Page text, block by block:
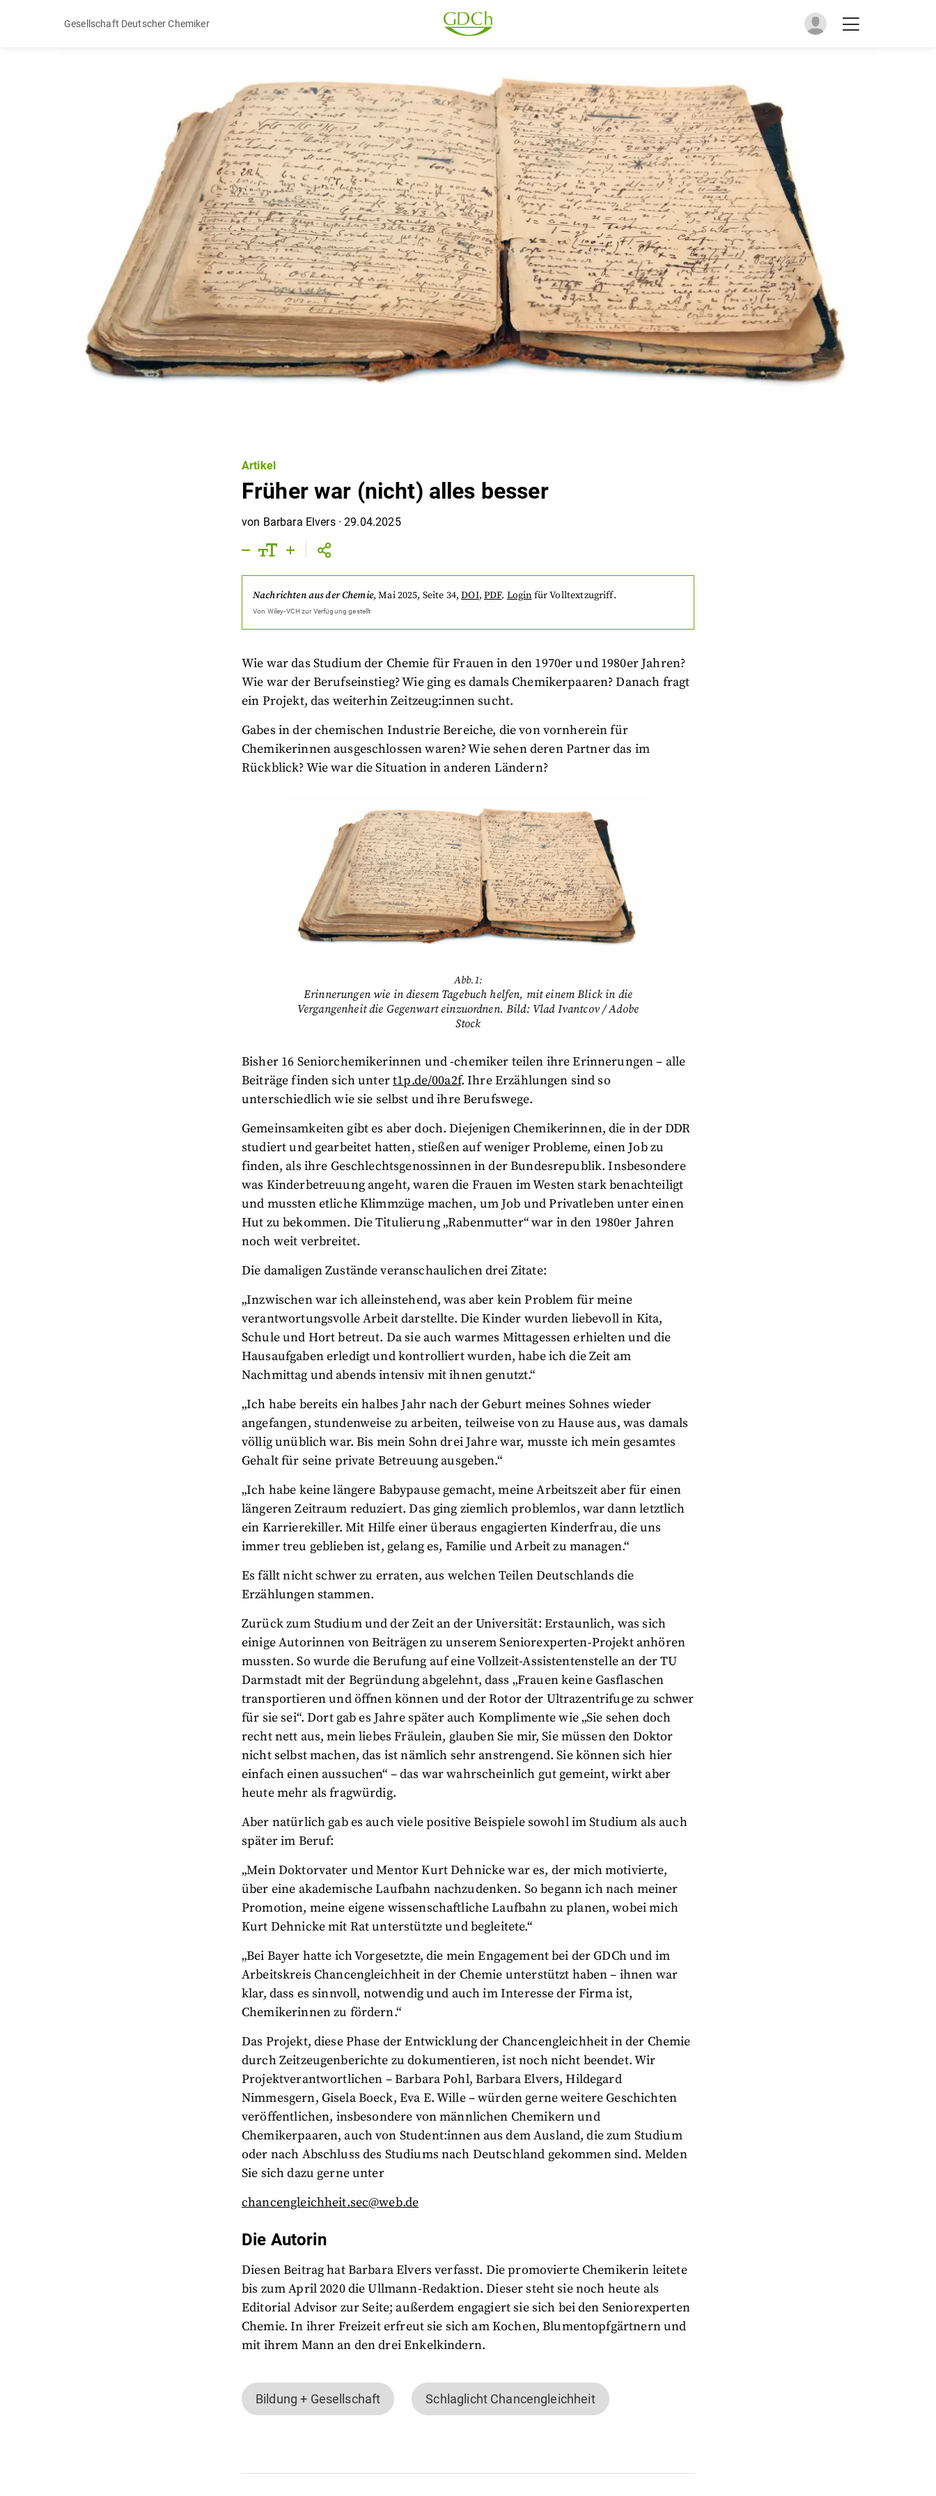
Gesellschaft Deutscher Chemiker
Artikel
Früher war (nicht) alles besser
von Barbara Elvers·29.04.2025
Nachrichten aus der Chemie,Mai 2025, Seite 34,DOI,PDF. Login für Volltextzugriff.
Von Wiley-VCHzur Verfügung gestellt
Wie war das Studium der Chemie für Frauen in den 1970er und 1980er Jahren?
Wie war der Berufseinstieg? Wie ging es damals Chemikerpaaren? Danach fragt
ein Projekt, das weiterhin Zeitzeug:innen sucht.
Gabes in der chemischen Industrie Bereiche, die von vornherein für
Chemikerinnen ausgeschlossen waren? Wie sehen deren Partner das im
Rückblick? Wie war die Situation in anderen Ländern?
Abb.1:
Erinnerungen wie in diesem Tagebuch helfen, mit einem Blick in die
Vergangenheit die Gegenwart einzuordnen. Bild: Vlad Ivantcov / Adobe
Stock
Bisher 16 Seniorchemikerinnen und -chemiker teilen ihre Erinnerungen – alle
Beiträge finden sich untert1p.de/00a2f. Ihre Erzählungen sind so
unterschiedlich wie sie selbst und ihre Berufswege.
Gemeinsamkeiten gibt es aber doch. Diejenigen Chemikerinnen, die in der DDR
studiert und gearbeitet hatten, stießen auf weniger Probleme, einen Job zu
finden, als ihre Geschlechtsgenossinnen in der Bundesrepublik. Insbesondere
was Kinderbetreuung angeht, waren die Frauen im Westen stark benachteiligt
und mussten etliche Klimmzüge machen, um Job und Privatleben unter einen
Hut zu bekommen. Die Titulierung „Rabenmutter“ war in den 1980er Jahren
noch weit verbreitet.
Die damaligen Zustände veranschaulichen drei Zitate:
„Inzwischen war ich alleinstehend, was aber kein Problem für meine
verantwortungsvolle Arbeit darstellte. Die Kinder wurden liebevoll in Kita,
Schule und Hort betreut. Da sie auch warmes Mittagessen erhielten und die
Hausaufgaben erledigt und kontrolliert wurden, habe ich die Zeit am
Nachmittag und abends intensiv mit ihnen genutzt.“
„Ich habe bereits ein halbes Jahr nach der Geburt meines Sohnes wieder
angefangen, stundenweise zu arbeiten, teilweise von zu Hause aus, was damals
völlig unüblich war. Bis mein Sohn drei Jahre war, musste ich mein gesamtes
Gehalt für seine private Betreuung ausgeben.“
„Ich habe keine längere Babypause gemacht, meine Arbeitszeit aber für einen
längeren Zeitraum reduziert. Das ging ziemlich problemlos, war dann letztlich
ein Karrierekiller. Mit Hilfe einer überaus engagierten Kinderfrau, die uns
immer treu geblieben ist, gelang es, Familie und Arbeit zu managen.“
Es fällt nicht schwer zu erraten, aus welchen Teilen Deutschlands die
Erzählungen stammen.
Zurück zum Studium und der Zeit an der Universität: Erstaunlich, was sich
einige Autorinnen von Beiträgen zu unserem Seniorexperten-Projekt anhören
mussten. So wurde die Berufung auf eine Vollzeit-Assistentenstelle an der TU
Darmstadt mit der Begründung abgelehnt, dass „Frauen keine Gasflaschen
transportieren und öffnen können und der Rotor der Ultrazentrifuge zu schwer
für sie sei“. Dort gab es Jahre später auch Komplimente wie „Sie sehen doch
recht nett aus, mein liebes Fräulein, glauben Sie mir, Sie müssen den Doktor
nicht selbst machen, das ist nämlich sehr anstrengend. Sie können sich hier
einfach einen aussuchen“ – das war wahrscheinlich gut gemeint, wirkt aber
heute mehr als fragwürdig.
Aber natürlich gab es auch viele positive Beispiele sowohl im Studium als auch
später im Beruf:
„Mein Doktorvater und Mentor Kurt Dehnicke war es, der mich motivierte,
über eine akademische Laufbahn nachzudenken. So begann ich nach meiner
Promotion, meine eigene wissenschaftliche Laufbahn zu planen, wobei mich
Kurt Dehnicke mit Rat unterstützte und begleitete.“
„Bei Bayer hatte ich Vorgesetzte, die mein Engagement bei der GDCh und im
Arbeitskreis Chancengleichheit in der Chemie unterstützt haben – ihnen war
klar, dass es sinnvoll, notwendig und auch im Interesse der Firma ist,
Chemikerinnen zu fördern.“
Das Projekt, diese Phase der Entwicklung der Chancengleichheit in der Chemie
durch Zeitzeugenberichte zu dokumentieren, ist noch nicht beendet. Wir
Projektverantwortlichen – Barbara Pohl, Barbara Elvers, Hildegard
Nimmesgern, Gisela Boeck, Eva E. Wille – würden gerne weitere Geschichten
veröffentlichen, insbesondere von männlichen Chemikern und
Chemikerpaaren, auch von Student:innen aus dem Ausland, die zum Studium
oder nach Abschluss des Studiums nach Deutschland gekommen sind. Melden
Sie sich dazu gerne unter
chancengleichheit.sec@web.de
Die Autorin
Diesen Beitrag hat Barbara Elvers verfasst. Die promovierte Chemikerin leitete
bis zum April 2020 die Ullmann-Redaktion. Dieser steht sie noch heute als
Editorial Advisor zur Seite; außerdem engagiert sie sich bei den Seniorexperten
Chemie. In ihrer Freizeit erfreut sie sich am Kochen, Blumentopfgärtnern und
mit ihrem Mann an den drei Enkelkindern.
Bildung + Gesellschaft Schlaglicht Chancengleichheit